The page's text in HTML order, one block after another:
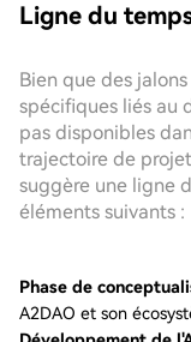
Ligne du
Bien que des
spécifiques liés au
pas disponibles
trajectoire de
suggère une ligne
éléments suivants :
Phase de
A2DAO et son